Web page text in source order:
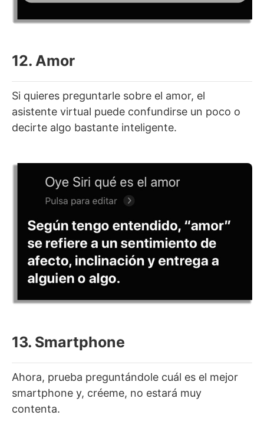
12. Amor
Si quieres preguntarle sobre el amor, el
asistente virtual puede confundirse un poco o
decirte algo bastante inteligente.
13. Smartphone
Ahora, prueba preguntándole cuál es el mejor
smartphone y, créeme, no estará muy
contenta.